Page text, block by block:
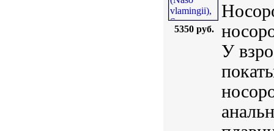
5350 руб.
У